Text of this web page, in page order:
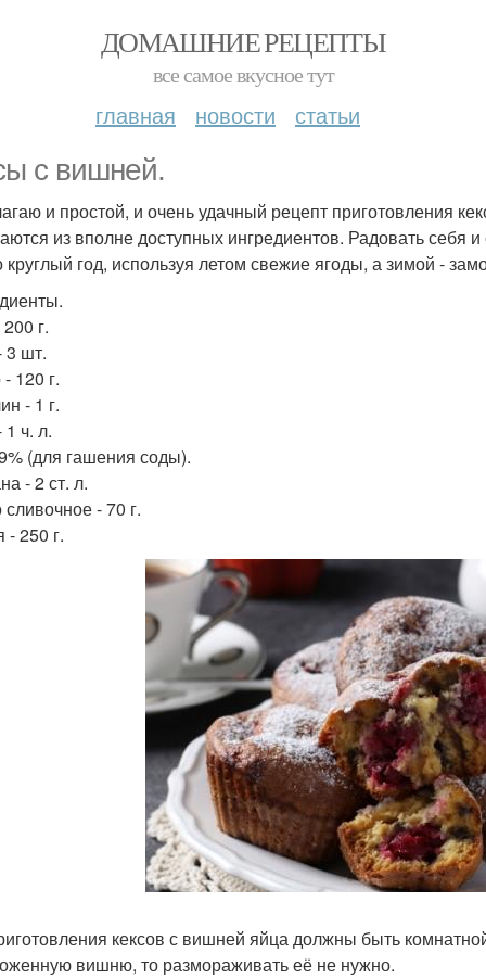
ДОМАШНИЕ РЕЦЕПТЫ
все самое вкусное тут
главная новости статьи
с вишней.
и простой, и очень удачный рецепт приготовления
из вполне доступных ингредиентов. Радовать себя
год, используя летом свежие ягоды, а зимой -
г.
3 шт.
120 г.
- 1 г.
ч. л.
(для гашения соды).
- 2 ст. л.
- 70 г.
250 г.
кексов с вишней яйца должны быть
вишню, то размораживать её не нужно.